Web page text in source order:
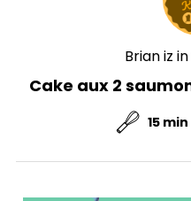
Brian iz
Cake aux 2
15 min